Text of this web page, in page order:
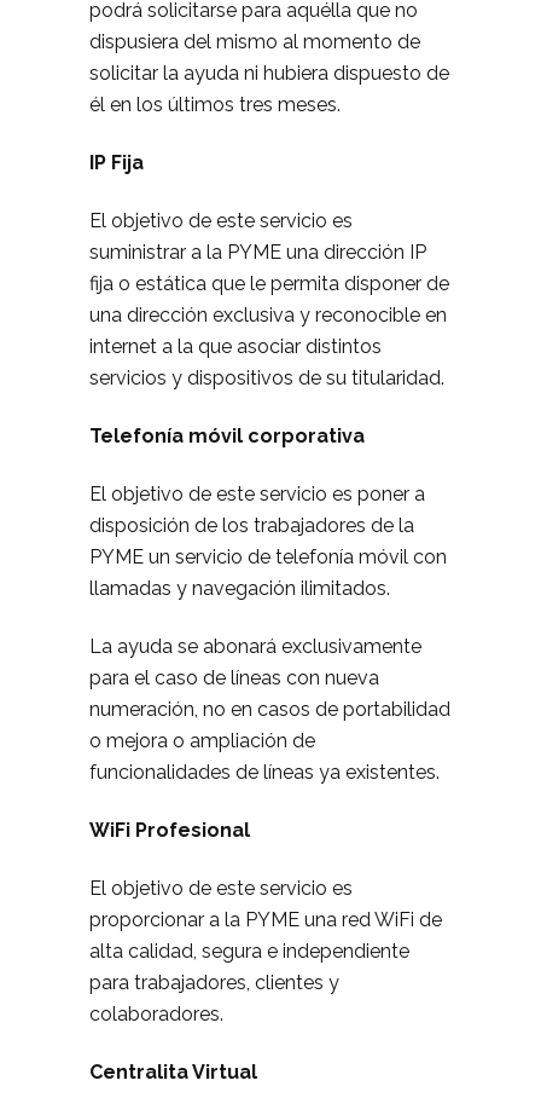
podrá solicitarse para aquélla que no
dispusiera del mismo al momento de
solicitar la ayuda ni hubiera dispuesto de
él en los últimos tres meses.
IP Fija
El objetivo de este servicio es
suministrar a la PYME una dirección IP
fija o estática que le permita disponer de
una dirección exclusiva y reconocible en
internet a la que asociar distintos
servicios y dispositivos de su titularidad.
Telefonía móvil corporativa
El objetivo de este servicio es poner a
disposición de los trabajadores de la
PYME un servicio de telefonía móvil con
llamadas y navegación ilimitados.
La ayuda se abonará exclusivamente
para el caso de líneas con nueva
numeración, no en casos de portabilidad
o mejora o ampliación de
funcionalidades de líneas ya existentes.
WiFi Profesional
El objetivo de este servicio es
proporcionar a la PYME una red WiFi de
alta calidad, segura e independiente
para trabajadores, clientes y
colaboradores.
Centralita Virtual